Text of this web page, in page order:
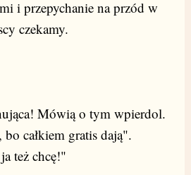
i przepychanie na przód w
czekamy.
Mówią o tym wpierdol.
całkiem gratis dają".
też chcę!"